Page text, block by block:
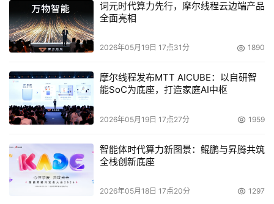
无论前线冲锋陷阵
还是后端支持保障
那一刻，你我都是英雄
【来源：东软集团 】
本文来源于DOIT传媒，文章内容仅供参考，不构成投资建议。
词元时代算力先行，摩尔线程云边端产品
全面亮相
2026年05月19日 17点31分 1890
摩尔线程发布MTT AICUBE：以自研智
能SoC为底座，打造家庭AI中枢
2026年05月19日 17点27分 1959
智能体时代算力新图景：鲲鹏与昇腾共筑
全栈创新底座
2026年05月18日 17点20分 1297